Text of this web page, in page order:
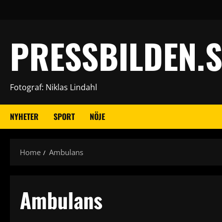
Fotograf: Niklas Lindahl
NYHETER SPORT NÖJE
Home Ambulans
Ambulans